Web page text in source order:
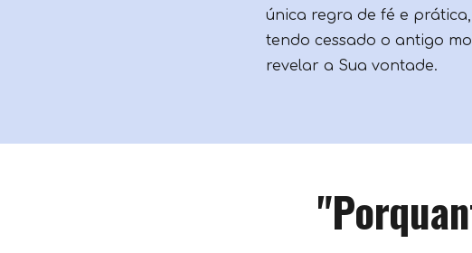
única regra de fé e
tendo cessado o antigo
revelar a Sua vontade.
"